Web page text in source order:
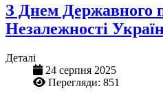
З Днем Державного
Незалежності
Деталі
24 серпня 2025
Перегляди: 851